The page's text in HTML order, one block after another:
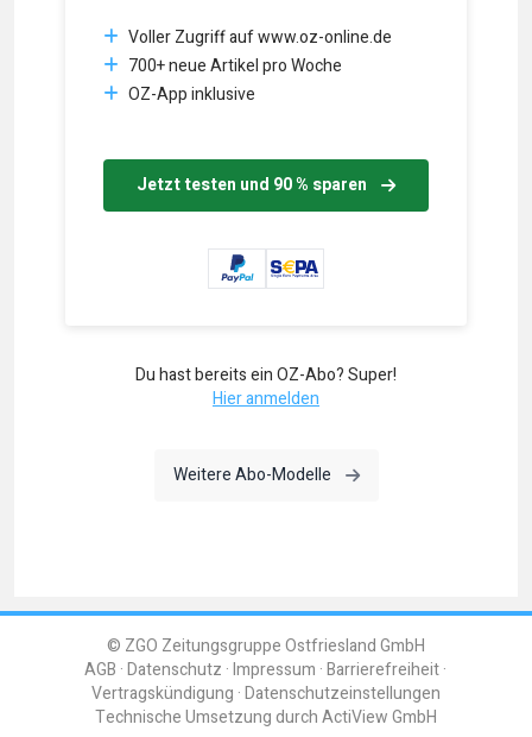
Voller Zugriff auf www.oz-online.de
700+ neue Artikel pro Woche
OZ-App inklusive
Jetzt testen und 90 % sparen
Du hast bereits ein OZ-Abo? Super!
Hier anmelden
Weitere Abo-Modelle
© ZGO Zeitungsgruppe Ostfriesland GmbH
AGB Datenschutz Impressum Barrierefreiheit
Vertragskündigung Datenschutzeinstellungen
Technische Umsetzung durchActiView GmbH